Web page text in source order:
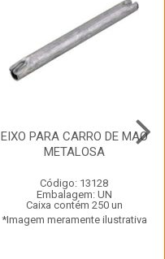
EIXO PARA CARRO DE MAO
METALOSA
Código: 13128
Embalagem: UN
Caixa contém 250 un
*Imagem meramente ilustrativa